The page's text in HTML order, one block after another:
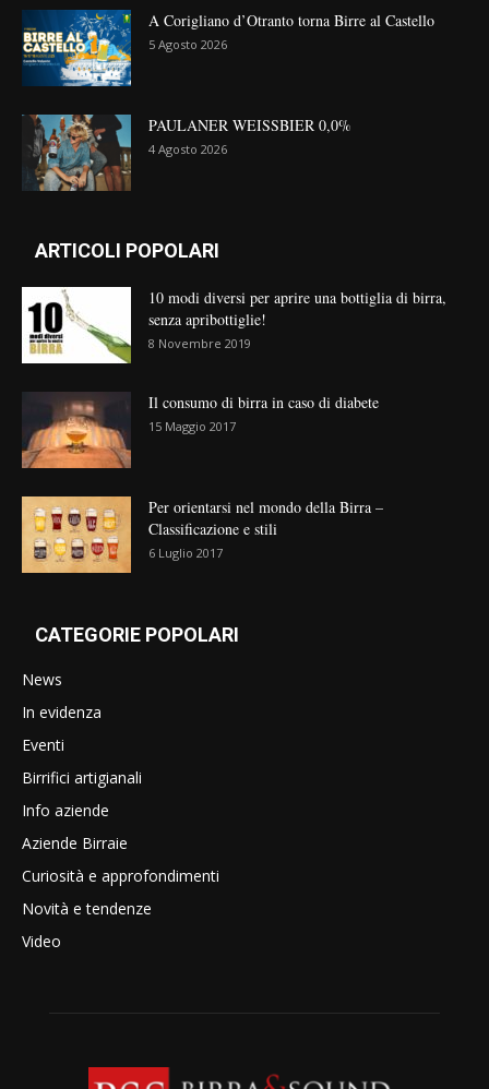
A Corigliano d’Otranto torna Birre al Castello
5 Agosto 2026
PAULANER WEISSBIER 0,0%
4 Agosto 2026
ARTICOLI POPOLARI
10 modi diversi per aprire una bottiglia di birra,
senza apribottiglie!
8 Novembre 2019
Il consumo di birra in caso di diabete
15 Maggio 2017
Per orientarsi nel mondo della Birra –
Classificazione e stili
6 Luglio 2017
CATEGORIE POPOLARI
News
In evidenza
Eventi
Birrifici artigianali
Info aziende
Aziende Birraie
Curiosità e approfondimenti
Novità e tendenze
Video